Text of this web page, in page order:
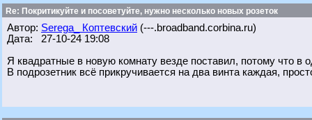
Re: Покритикуйте и посоветуйте, нужно несколько новых розеток
Автор: Serega_ Коптевский (---.broadband.corbina.ru)
Дата: 27-10-24 19:08
Я квадратные в новую комнату везде поставил, потому что в
В подрозетник всё прикручивается на два винта каждая,